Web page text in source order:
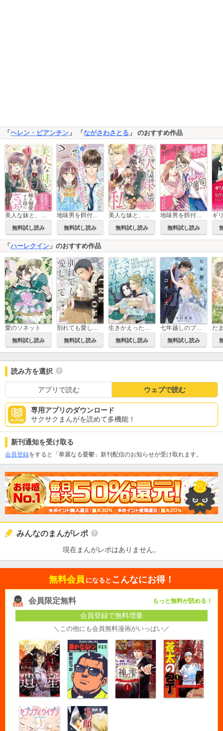
「 ヘレン・ビアンチン 」 「 ながさわさとる 」 のおすすめ作品
無料試し読み 無料試し読み 無料試し読み 無料試し読み
「ハーレクイン 」のおすすめ作品
愛のソネット
無料試し読み 無料試し読み 無料試し読み
七年越しのプロポーズ
無料試し読み
読み方を選択
アプリで読む ウェブで読む
専用アプリのダウンロード
サクサクまんがを読めて多機能！
新刊通知を受け取る
会員登録をすると「華麗なる憂鬱」新刊配信のお知らせが受け取れます。
みんなのまんがレポ
現在まんがレポはありません。
無料会員 になると こんなにお得！
会員限定無料 もっと無料が読める！
会員登録で無料増量
＼この他にも会員無料漫画がいっぱい／